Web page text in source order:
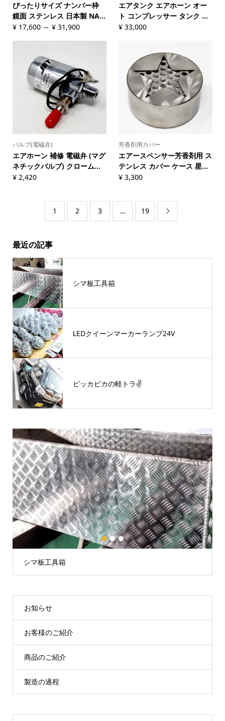
ぴったりサイズ ナンバー枠
鏡面 ステンレス 日本製 NA...
¥17,600～ ¥31,900
エアタンク エアホーン オー
ト コンプレッサー タンク ...
¥ 33,000
バルブ(電磁弁)
エアホーン 補修 電磁弁 (マグ
ネチックバルブ) クローム...
¥2,420
芳香剤用カバー
エアースペンサー芳香剤用 ス
テンレス カバー ケース 星...
¥ 3,300
1 2 3 … 19 
最近の記事
シマ板工具箱
LEDクイーンマーカーランプ24V
ピッカピカの軽トラ✌
シマ板工具箱
1 2 3
お知らせ
お客様のご紹介
商品のご紹介
製造の過程